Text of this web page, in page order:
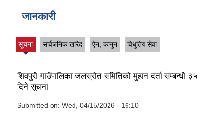
जानकारी
सूचना
(active
सार्वजनिक खरिद ऐन, कानुन विधुतिय सेवा
शिवपुरी गाउँपालिका जलस्रोत समितिको मुहान दर्ता सम्बन्धी ३५
दिने सूचना
Submitted on: Wed, 04/15/2026 - 16:10